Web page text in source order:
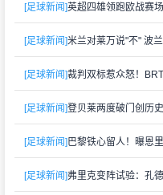
[足球新闻]英超四雄领跑欧战赛
[足球新闻]米兰对莱万说"不" 波
[足球新闻]
[足球新闻]登贝莱两度破门创历
[足球新闻]
[足球新闻]